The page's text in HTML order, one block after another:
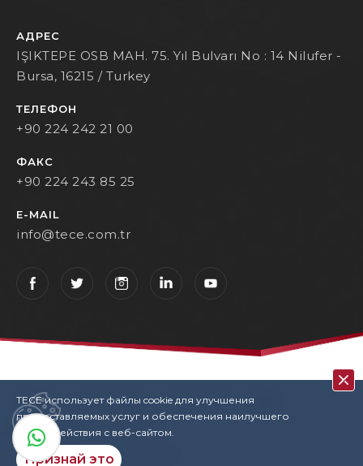
АДРЕС
IŞIKTEPE OSB MAH. 75. Yıl Bulvarı No : 14 Nilufer -
Bursa, 16215 / Turkey
ТЕЛЕФОН
+90 224 242 21 00
ФАКС
+90 224 243 85 25
E-MAIL
info@tece.com.tr
Кohtakt Privacy Policy Terms Of Use
KVKK
User Login
Copyrights
TECE © 2022. All rights reserved
TECE использует файлы cookie для улучшения
предоставляемых услуг и обеспечения наилучшего
взаимодействия с веб-сайтом.
Признай это